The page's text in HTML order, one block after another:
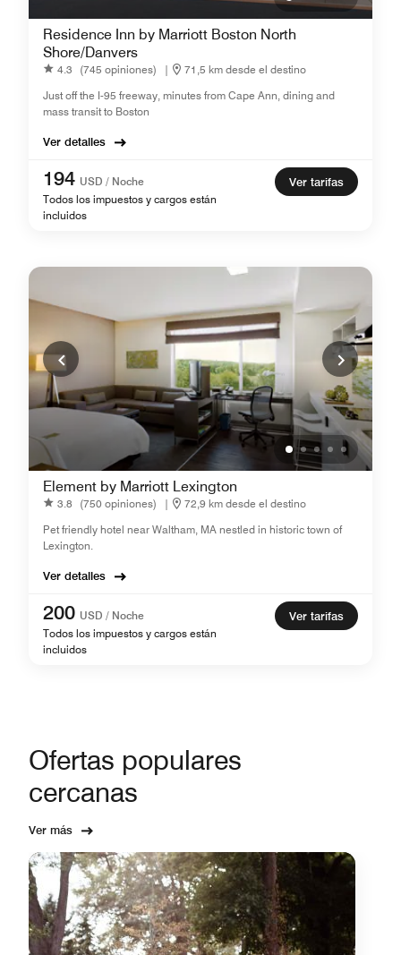
Residence Inn by Marriott Boston North
Shore/Danvers
4.3 (745 opiniones) |
71,5 km desde el destino
Just off the I-95 freeway, minutes from Cape Ann, dining and
mass transit to Boston
Ver detalles
194 USD / Noche
Todos los impuestos y cargos están
incluidos
Ver tarifas
Element by Marriott Lexington
3.8 (750 opiniones) |
72,9 km desde el destino
Pet friendly hotel near Waltham, MA nestled in historic town of
Lexington.
Ver detalles
200 USD / Noche
Todos los impuestos y cargos están
incluidos
Ver tarifas
Ofertas populares
cercanas
Ver más